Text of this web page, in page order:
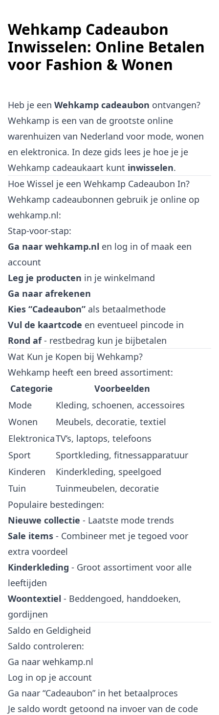
Wehkamp Cadeaubon
Inwisselen: Online Betalen
voor Fashion & Wonen
Heb je een Wehkamp cadeaubon ontvangen?
Wehkamp is een van de grootste online
warenhuizen van Nederland voor mode, wonen
en elektronica. In deze gids lees je hoe je je
Wehkamp cadeaukaart kunt inwisselen.
Hoe Wissel je een Wehkamp Cadeaubon In?
Wehkamp cadeaubonnen gebruik je online op
wehkamp.nl:
Stap-voor-stap:
Ga naar wehkamp.nl en log in of maak een
account
Leg je producten in je winkelmand
Ga naar afrekenen
Kies “Cadeaubon” als betaalmethode
Vul de kaartcode en eventueel pincode in
Rond af- restbedrag kun je bijbetalen
Wat Kun je Kopen bij Wehkamp?
Wehkamp heeft een breed assortiment:
Categorie
Voorbeelden
Mode
Kleding, schoenen, accessoires
Wonen
Meubels, decoratie, textiel
ElektronicaTV’s, laptops, telefoons
Sport
Sportkleding, fitnessapparatuur
Kinderen
Kinderkleding, speelgoed
Tuin
Tuinmeubelen, decoratie
Populaire bestedingen:
Nieuwe collectie - Laatste mode trends
Sale items - Combineer met je tegoed voor
extra voordeel
Kinderkleding - Groot assortiment voor alle
leeftijden
Woontextiel - Beddengoed, handdoeken,
gordijnen
Saldo en Geldigheid
Saldo controleren:
Ga naar wehkamp.nl
Log in op je account
Ga naar “Cadeaubon” in het betaalproces
Je saldo wordt getoond na invoer van de code